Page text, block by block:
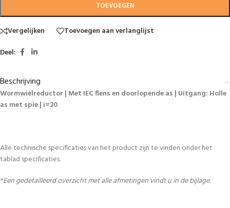
TOEVOEGEN
Vergelijken
Toevoegen aan verlanglijst
Deel:
Beschrijving
Wormwielreductor | Met IEC flens en doorlopende as | Uitgang: Holle
as met spie | i=20
Alle technische specificaties van het product zijn te vinden onder het
tablad specificaties.
*Een gedetailleerd overzicht met alle afmetingen vindt u in de bijlage.